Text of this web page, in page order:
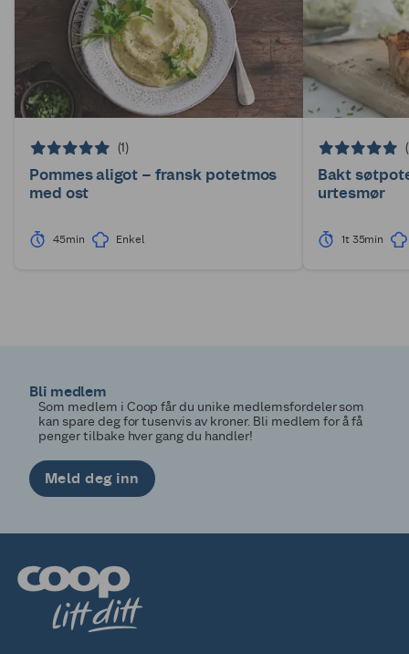
(1)
Pommes aligot – fransk potetmos
med ost
45min Enkel
Bakt
urtesmør
1t 35min
Bli medlem
Som medlem i Coop får du unike medlemsfordeler som
kan spare deg for tusenvis av kroner. Bli medlem for å få
penger tilbake hver gang du handler!
Meld deg inn